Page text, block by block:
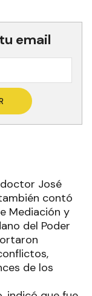
email
José
contó
Mediación y
del Poder
de los